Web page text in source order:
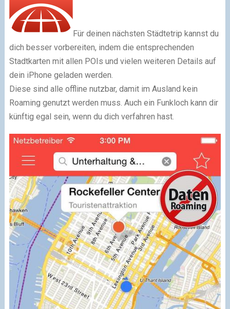
Für deinen nächsten Städtetrip kannst du
dich besser vorbereiten, indem die entsprechenden
Stadtkarten mit allen POIs und vielen weiteren Details auf
dein iPhone geladen werden.
Diese sind alle offline nutzbar, damit im Ausland kein
Roaming genutzt werden muss. Auch ein Funkloch kann dir
künftig egal sein, wenn du dich verfahren hast.